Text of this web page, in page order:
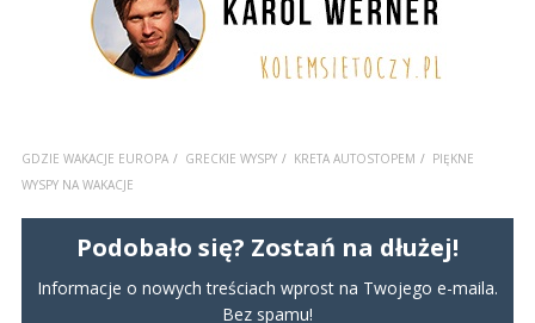
GDZIE WAKACJE EUROPA GRECKIE WYSPY KRETA AUTOSTOPEM
PIĘKNE
WYSPY NA WAKACJE
Podobało się? Zostań na dłużej!
Informacje o nowych treściach wprost na Twojego e-maila.
Bez spamu!